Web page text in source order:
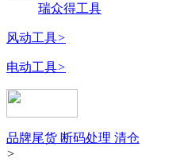
瑞众得工具
风动工具>
电动工具>
品牌尾货 断码处理 清仓
>